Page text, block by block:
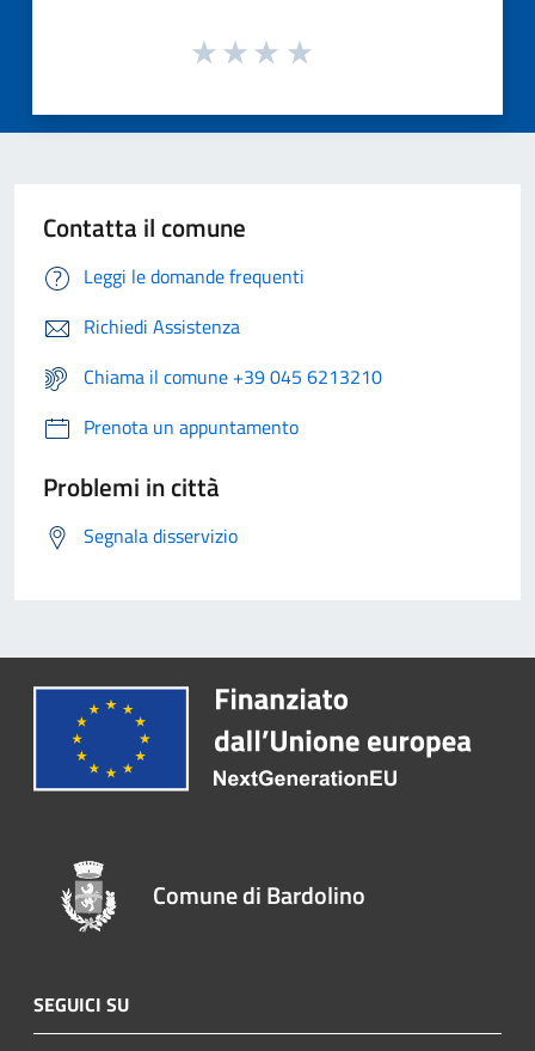
Contatta il comune
Leggi le domande frequenti
Richiedi Assistenza
Chiama il comune +39 045 6213210
Prenota un appuntamento
Problemi in città
Segnala disservizio
Comune di Bardolino
SEGUICI SU